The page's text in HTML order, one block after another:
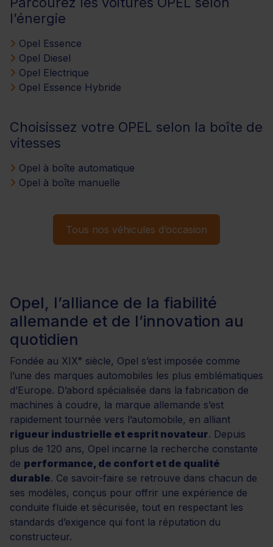
l’énergie
Opel Essence
Opel Diesel
Opel Electrique
Opel Essence Hybride
Choisissez votre OPEL selon la boîte de
vitesses
Opel à boîte automatique
Opel à boîte manuelle
Tous nos véhicules d’occasion
Opel, l’alliance de la fiabilité
allemande et de l’innovation au
quotidien
Fondée au XIXᵉ siècle, Opel s’est imposée comme
l’une des marques automobiles les plus emblématiques
d’Europe. D’abord spécialisée dans la fabrication de
machines à coudre, la marque allemande s’est
rapidement tournée vers l’automobile, en alliant
rigueur industrielle et esprit novateur. Depuis
plus de 120 ans, Opel incarne la recherche constante
de performance, de confort et de qualité
durable. Ce savoir-faire se retrouve dans chacun de
ses modèles, conçus pour offrir une expérience de
conduite fluide et sécurisée, tout en respectant les
standards d’exigence qui font la réputation du
constructeur.